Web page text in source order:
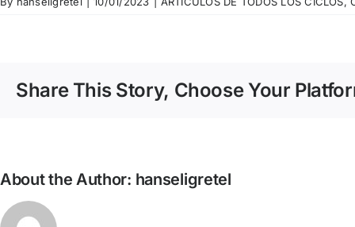
Share This Story, Choose Your
About the Author: hanseligretel